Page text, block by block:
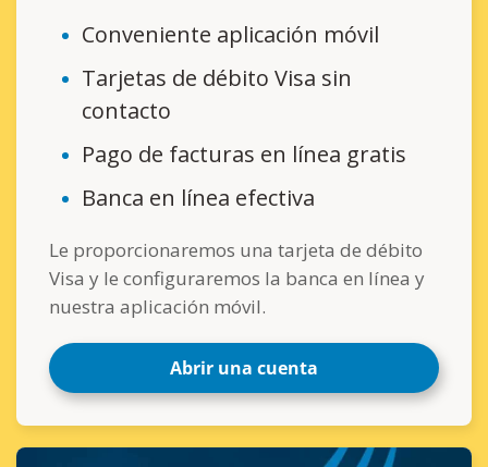
Conveniente aplicación móvil
Tarjetas de débito Visa sin
contacto
Pago de facturas en línea gratis
Banca en línea efectiva
Le proporcionaremos una tarjeta de débito
Visa y le configuraremos la banca en línea y
nuestra aplicación móvil.
Abrir una cuenta